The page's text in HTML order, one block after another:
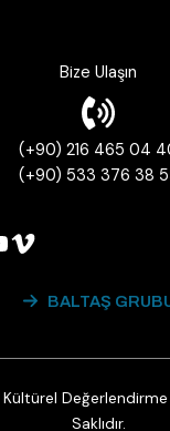
Bize Ulaşın
(+90) 216 465 04
(+90) 533 376 38
Vimeo
BALTAŞ
Değerlendirme
Saklıdır.